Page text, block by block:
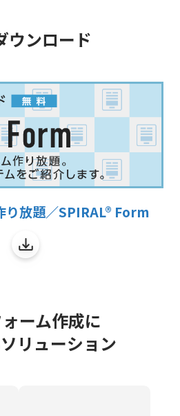
ウンロード
り放題／SPIRAL® Form
ーム作成に
リューション